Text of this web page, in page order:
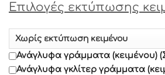
Γραμματοσειρά 6
Γραμματοσειρά 7
Επιλογές εκτύπωσης
Ανάγλυφα γράμματα (κειμένου)
Ανάγλυφα γκλίτερ γράμματα